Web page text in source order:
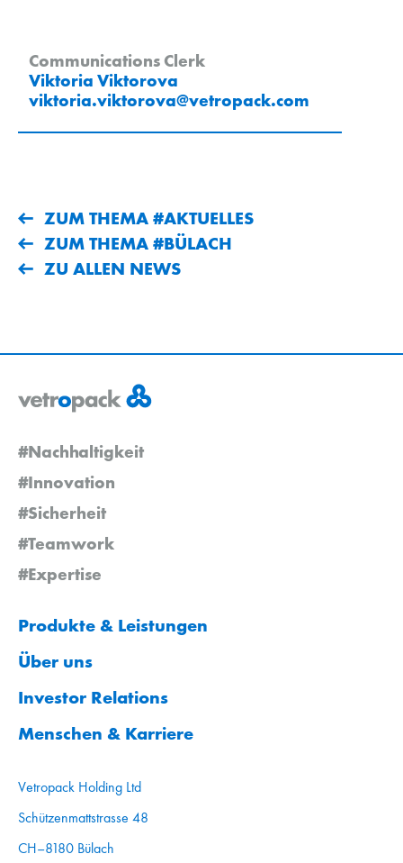
Communications Clerk
Viktoria Viktorova
viktoria.viktorova@vetropack.com
ZUM THEMA #AKTUELLES
ZUM THEMA #BÜLACH
ZU ALLEN NEWS
#Nachhaltigkeit
#Innovation
#Sicherheit
#Teamwork
#Expertise
Produkte & Leistungen
Über uns
Investor Relations
Menschen & Karriere
Vetropack Holding Ltd
Schützenmattstrasse 48
CH–8180 Bülach